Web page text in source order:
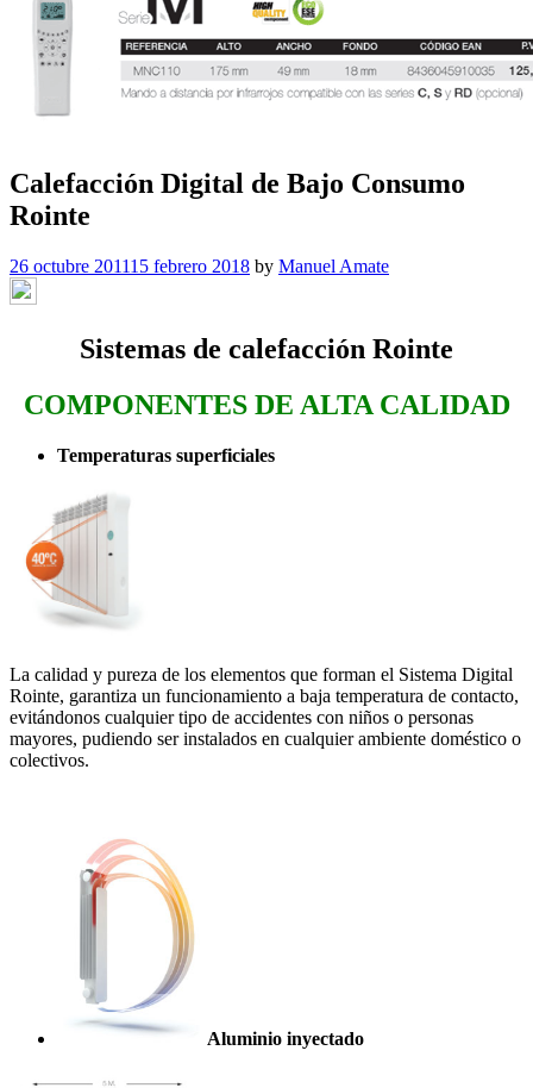
Calefacción Digital de Bajo Consumo
Rointe
26 octubre 201115 febrero 2018 by Manuel Amate
Sistemas de calefacción Rointe
COMPONENTES DE ALTA CALIDAD
Temperaturas superficiales
La calidad y pureza de los elementos que forman el Sistema Digital
Rointe, garantiza un funcionamiento a baja temperatura de contacto,
evitándonos cualquier tipo de accidentes con niños o personas
mayores, pudiendo ser instalados en cualquier ambiente doméstico o
colectivos.
Aluminio inyectado